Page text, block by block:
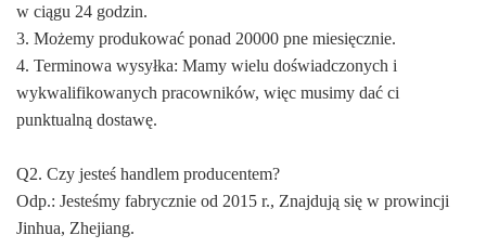
w ciągu 24 godzin.
3. Możemy produkować ponad 20000 pne miesięcznie.
4. Terminowa wysyłka: Mamy wielu doświadczonych i
wykwalifikowanych pracowników, więc musimy dać ci
punktualną dostawę.
Q2. Czy jesteś handlem producentem?
Odp.: Jesteśmy fabrycznie od 2015 r., Znajdują się w prowincji
Jinhua, Zhejiang.